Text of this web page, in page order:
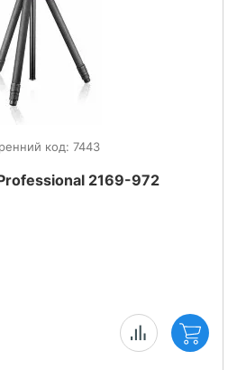
код: 7443
2169-972